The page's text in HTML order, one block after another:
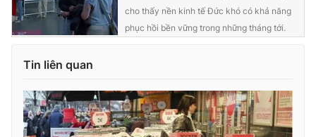
Photo Infographic
Video
VTV Money VTV Thể thao
cho thấy nền kinh tế Đức khó có khả năng
phục hồi bền vững trong những tháng tới.
Tin liên quan